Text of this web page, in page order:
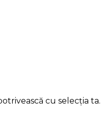
cu selecția ta.